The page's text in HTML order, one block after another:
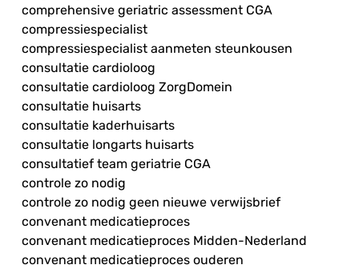
comprehensive geriatric assessment CGA
compressiespecialist
compressiespecialist aanmeten steunkousen
consultatie cardioloog
consultatie cardioloog ZorgDomein
consultatie huisarts
consultatie kaderhuisarts
consultatie longarts huisarts
consultatief team geriatrie CGA
controle zo nodig
controle zo nodig geen nieuwe verwijsbrief
convenant medicatieproces
convenant medicatieproces Midden-Nederland
convenant medicatieproces ouderen